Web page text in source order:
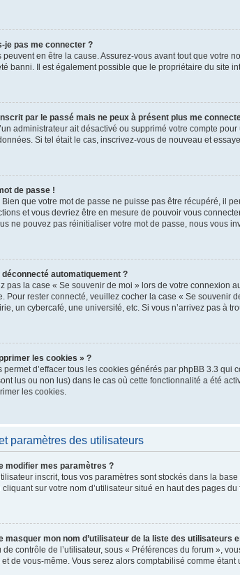
je pas me connecter ?
peuvent en être la cause. Assurez-vous avant tout que votre
banni. Il est également possible que le propriétaire du site
par le passé mais ne peux à présent plus me
administrateur ait désactivé ou supprimé votre compte
Si tel était le cas, inscrivez-vous de nouveau et
de passe !
que votre mot de passe ne puisse pas être récupéré, il
et vous devriez être en mesure de pouvoir vous
ne pouvez pas réinitialiser votre mot de passe, nous vous
automatiquement ?
pas la case « Se souvenir de moi » lors de votre connexion
Pour rester connecté, veuillez cocher la case « Se
un cybercafé, une université, etc. Si vous n’arrivez pas à
les cookies » ?
permet d’effacer tous les cookies générés par phpBB 3.3
lus ou non lus) dans le cas où cette fonctionnalité a été
les cookies.
paramètres des utilisateurs
modifier mes paramètres ?
inscrit, tous vos paramètres sont stockés dans la
sur votre nom d’utilisateur situé en haut des pages
masquer mon nom d’utilisateur de la liste des utilisateurs
contrôle de l’utilisateur, sous « Préférences du forum »,
de vous-même. Vous serez alors comptabilisé comme étant